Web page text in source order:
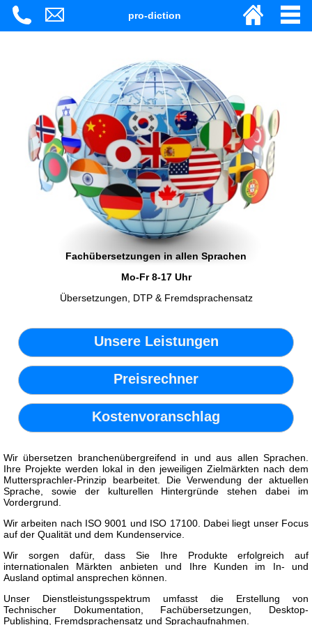
pro-diction
Fachübersetzungen in allen Sprachen
Mo-Fr 8-17 Uhr
Übersetzungen, DTP & Fremdsprachensatz
Unsere Leistungen
Preisrechner
Kostenvoranschlag
Wir übersetzen branchenübergreifend in und aus allen Sprachen.
Ihre Projekte werden lokal in den jeweiligen Zielmärkten nach dem
Muttersprachler-Prinzip bearbeitet. Die Verwendung der aktuellen
Sprache, sowie der kulturellen Hintergründe stehen dabei im
Vordergrund.
Wir arbeiten nach ISO 9001 und ISO 17100. Dabei liegt unser Focus
auf der Qualität und dem Kundenservice.
Wir sorgen dafür, dass Sie Ihre Produkte erfolgreich auf
internationalen Märkten anbieten und Ihre Kunden im In- und
Ausland optimal ansprechen können.
Unser Dienstleistungsspektrum umfasst die Erstellung von
Technischer Dokumentation, Fachübersetzungen, Desktop-
Publishing, Fremdsprachensatz und Sprachaufnahmen.